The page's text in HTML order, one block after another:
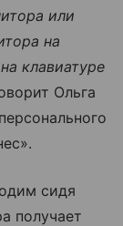
или
на
клавиатуре
Ольга
сидя
получает